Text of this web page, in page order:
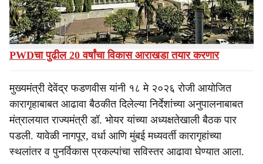
Also Read
PWDचा पुढील 20 वर्षांचा विकास आराखडा तयार करणार
मुख्यमंत्री देवेंद्र फडणवीस यांनी १८ मे २०२६ रोजी आयोजित
कारागृहाबाबत आढावा बैठकीत दिलेल्या निर्देशांच्या अनुपालनाबाबत
मंत्रालयात राज्यमंत्री डॉ. भोयर यांच्या अध्यक्षतेखाली बैठक पार
पडली. यावेळी नागपूर, वर्धा आणि मुंबई मध्यवर्ती कारागृहांच्या
स्थलांतर व पुनर्विकास प्रकल्पांचा सविस्तर आढावा घेण्यात आला.